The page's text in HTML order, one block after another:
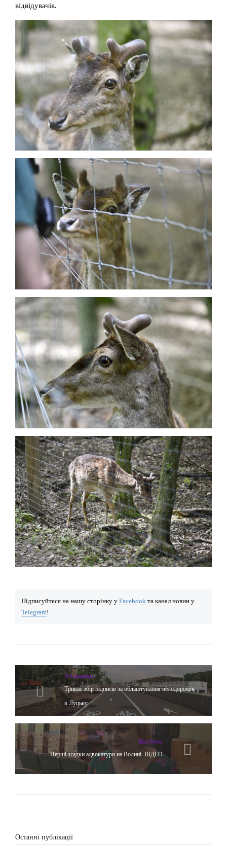
відвідувачів.
Підписуйтеся на нашу сторінку у Facebook та канал новин у
Telegram!
Yсі новини
Триває збір підписів за облаштування велодоріжок
в Луцьку
Hot News
Перші згадки адвокатури на Волині. ВІДЕО
Останні публікації